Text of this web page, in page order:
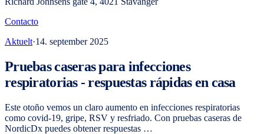
Contacto
Aktuelt·14. september 2025
Pruebas caseras para infecciones
respiratorias - respuestas rápidas en casa
Este otoño vemos un claro aumento en infecciones respiratorias
como covid-19, gripe, RSV y resfriado. Con pruebas caseras de
NordicDx puedes obtener respuestas …